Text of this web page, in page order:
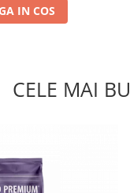
IN COS
CELE MAI